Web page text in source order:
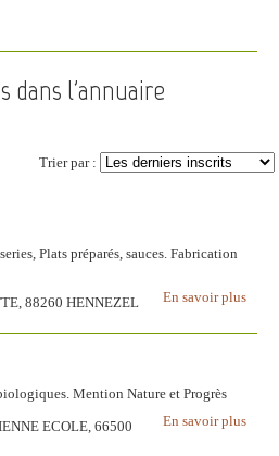
dans l'annuaire
Trier par :
Plats préparés, sauces. Fabrication
En savoir plus
88260 HENNEZEL
Mention Nature et Progrès
En savoir plus
ECOLE, 66500